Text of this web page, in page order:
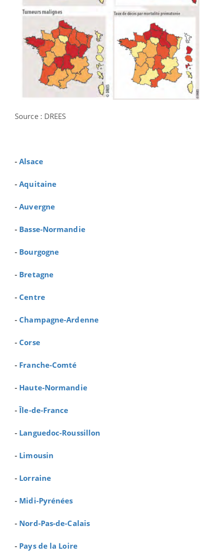
Source : DREES
-Alsace
-Aquitaine
-Auvergne
- Basse-Normandie
- Bourgogne
- Bretagne
- Centre
- Champagne-Ardenne
- Corse
- Franche-Comté
- Haute-Normandie
-Île-de-France
- Languedoc-Roussillon
- Limousin
- Lorraine
- Midi-Pyrénées
- Nord-Pas-de-Calais
- Pays de la Loire